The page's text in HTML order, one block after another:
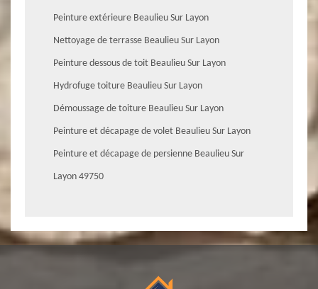
Peinture extérieure Beaulieu Sur Layon
Nettoyage de terrasse Beaulieu Sur Layon
Peinture dessous de toit Beaulieu Sur Layon
Hydrofuge toiture Beaulieu Sur Layon
Démoussage de toiture Beaulieu Sur Layon
Peinture et décapage de volet Beaulieu Sur Layon
Peinture et décapage de persienne Beaulieu Sur
Layon 49750